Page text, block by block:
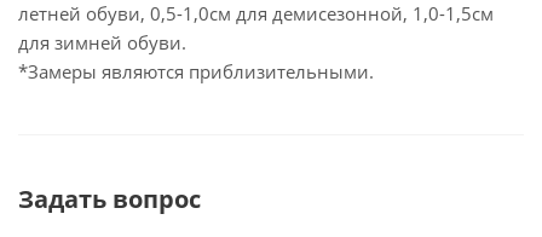
летней обуви, 0,5-1,0см для демисезонной, 1,0-1,5см
для зимней обуви.
*Замеры являются приблизительными.
Задать вопрос